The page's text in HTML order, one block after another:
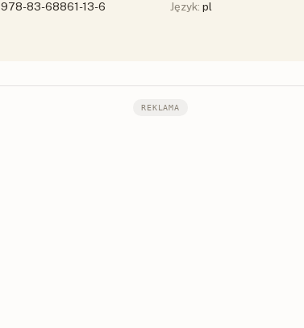
978-83-68861-13-6 Język: pl
REKLAMA